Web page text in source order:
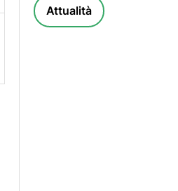
Attualità